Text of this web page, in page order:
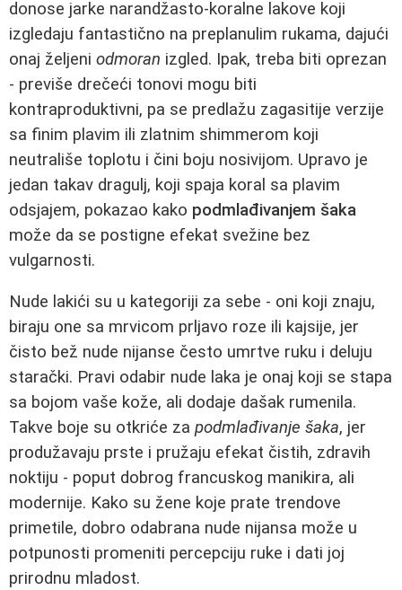
donose jarke narandžasto-koralne lakove koji
izgledaju fantastično na preplanulim rukama, dajući
onaj željeni odmoran izgled. Ipak, treba biti oprezan
- previše drečeći tonovi mogu biti
kontraproduktivni, pa se predlažu zagasitije verzije
sa finim plavim ili zlatnim shimmerom koji
neutrališe toplotu i čini boju nosivijom. Upravo je
jedan takav dragulj, koji spaja koral sa plavim
odsjajem, pokazao kako podmlađivanjem šaka
može da se postigne efekat svežine bez
vulgarnosti.
Nude lakići su u kategoriji za sebe - oni koji znaju,
biraju one sa mrvicom prljavo roze ili kajsije, jer
čisto bež nude nijanse često umrtve ruku i deluju
starački. Pravi odabir nude laka je onaj koji se stapa
sa bojom vaše kože, ali dodaje dašak rumenila.
Takve boje su otkriće za podmlađivanje šaka, jer
produžavaju prste i pružaju efekat čistih, zdravih
noktiju - poput dobrog francuskog manikira, ali
modernije. Kako su žene koje prate trendove
primetile, dobro odabrana nude nijansa može u
potpunosti promeniti percepciju ruke i dati joj
prirodnu mladost.